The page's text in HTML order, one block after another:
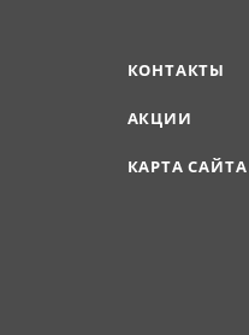
КОНТАКТЫ
АКЦИИ
КАРТА САЙТА